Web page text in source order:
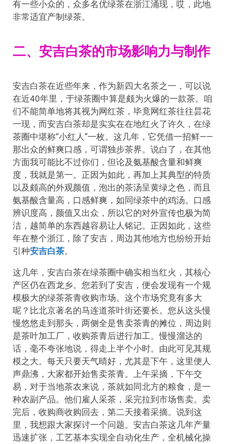
有一些小众的，众多名优绿茶在浙江涌现，哎，此地
非常适宜产制绿茶。
二、安吉白茶的市场影响力与制作
安吉白茶在近些年来，作为新四大名茶之一，可以说
在近40年里，于绿茶圈中算是颇为火爆的一款茶。咱
们不能简单地将其视为网红茶，毕竟网红茶往往昙花
一现，而安吉白茶却是实实在在地红火了许久，在绿
茶圈中堪称“小红人”一枚。这几年，它凭借一招鲜——
那出众的鲜爽口感，可谓独步茶界。说白了，在其他
方面我可能比不过你们，但论及氨基酸含量和鲜爽
度，我就是第一。正因为如此，再加上其典型的特质
以及颇高的外观颜值，泡出的茶汤呈黄绿之色，而且
氨基酸含量高，口感鲜爽，如同绿茶中的鸡汤。口感
辨识度高，颜值又出众，所以它的对外宣传也极为简
洁，越简单的东西越容易让人铭记。正因如此，这些
年在整个浙江，除了安吉，周边其他地方也纷纷开始
引种安吉白茶。
这几年，安吉白茶在绿茶圈中确实相当红火，其核心
产区仍在西龙乡。您若到了安吉，便会发现有一个规
模极大的绿茶茶青收购市场。这个市场究竟有多大
呢？比北京著名的马连道茶叶街还要长。您从这头慢
慢悠悠走到那头，两侧全是售卖茶青的摊位，周边则
是茶叶加工厂，收购茶青后进行加工。慢慢溜达的
话，毫不夸张地说，得走上半个小时。由此可见其规
模之大。每天只要天气晴好，尤其是下午，这里便人
声鼎沸，大家都开始售卖茶青。上午采摘，下午交
易，对于当地茶农来说，茶就如同北方的粮食，是一
种农副产品。他们雇人采茶，采完拉到市场售卖。卖
完后，收购商收购回去，第二天接着采摘。说到这
里，我想跟大家探讨一个问题。安吉白茶这几年产量
迅速扩张，工艺基本实现全自动化生产，全机械化操